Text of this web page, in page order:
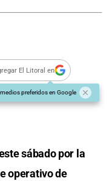
El Litoral en
preferidos en Google
sábado por la
operativo de